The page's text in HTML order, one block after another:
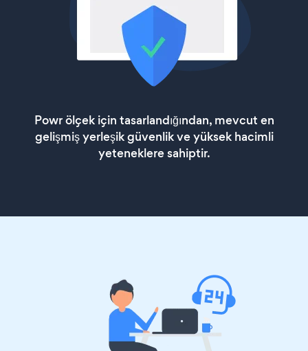
Powr ölçek için tasarlandığından, mevcut en
gelişmiş yerleşik güvenlik ve yüksek hacimli
yeteneklere sahiptir.